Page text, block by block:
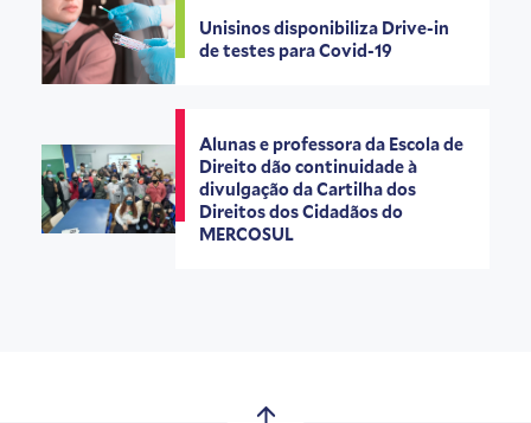
Unisinos disponibiliza Drive-in
de testes para Covid-19
Alunas e professora da Escola de
Direito dão continuidade à
divulgação da Cartilha dos
Direitos dos Cidadãos do
MERCOSUL